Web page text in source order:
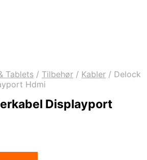
Tablets / Tilbehør / Kabler / Delock
Hdmi
Displayport